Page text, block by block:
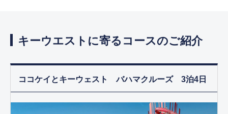
キーウエストに寄るコースのご紹介
ココケイとキーウェスト バハマクルーズ 3泊4日